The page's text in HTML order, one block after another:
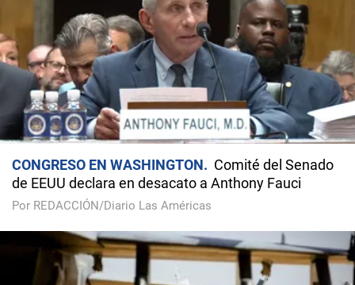
CONGRESO EN WASHINGTON
Comité del Senado
de EEUU declara en desacato a Anthony Fauci
Por REDACCIÓN/Diario Las Américas